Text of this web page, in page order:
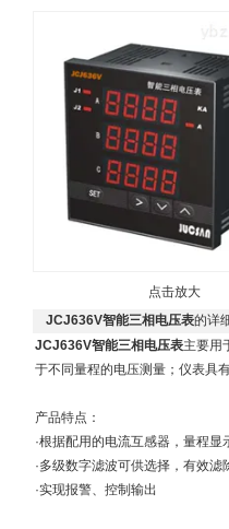
点击放大
JCJ636V智能三相电压表的详
JCJ636V智能三相电压表主要用
于不同量程的电压测量；仪表具
产品特点：
·根据配用的电流互感器，量程显
·多级数字滤波可供选择，有效滤
·实现报警、控制输出